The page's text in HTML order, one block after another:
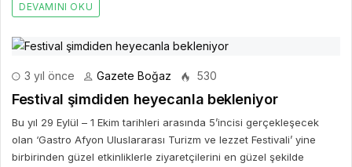
DEVAMINI OKU
3 yıl önce Gazete Boğaz 530
Festival şimdiden heyecanla bekleniyor
Bu yıl 29 Eylül – 1 Ekim tarihleri arasında 5’incisi gerçekleşecek
olan ‘Gastro Afyon Uluslararası Turizm ve lezzet Festivali’ yine
birbirinden güzel etkinliklerle ziyaretçilerini en güzel şekilde